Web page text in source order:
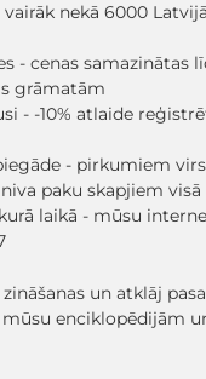
nekā 6000
- cenas samazinātas
grāmatām
- -10% atlaide
- pirkumiem virs
paku skapjiem visā
laikā - mūsu
un atklāj
enciklopēdijām